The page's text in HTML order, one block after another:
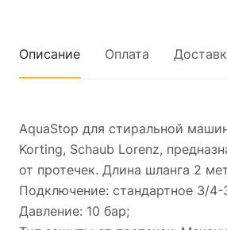
Описание Оплата
AquaStop для стиральной
Korting, Schaub Lorenz,
от протечек. Длина шланга 2
Подключение: стандартное 3/
Давление: 10 бар;